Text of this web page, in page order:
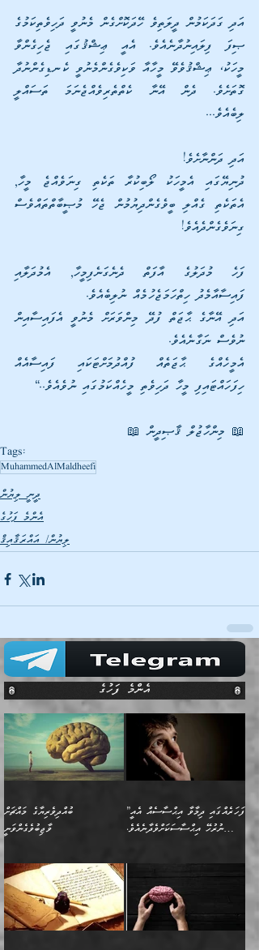
ޞިފަ ފިލައިނުދާނެއެވެ. އެއީ ޢިޝްޤުގައި ޖެހިގެންވާ
މީހަކު، ޢިޝްޤުވެވޭ މީހާއާ ވަކިވެގެންމެނުވީ ކެނޑިގެންނުދާ
ގޮތަށެވެ. ދެން އޭނާ ކެތްތެރިވެއްޖެނަމަ ތަސައްލީ
ލިބެއެވެ...
އަދި ދަންނާށެވެ!
ގިނަވެގެންދެއެވެ!
ފައިސާއާމެދު ހިތްހަމަޖެހުމެއް ނުލިބެއެވެ.
އަދި އޭނާގެ ޙާޖަތް ފުދޭ މިންވަރަށް މެނުވީ އެފައިސާއިން
ނުވެސް ނަގާނެއެވެ.
ހިފަހައްޓައިފި މީހާ ދަހިވެތި މީހެއްކަމުގައި ނުވެއެވެ..“
📖 މިންހާޖުލް ޤާޞިދީން 📖
Tags:
MuhammedAlMaldheefi
ދީނީ ލިޔުން
އެންމެ ފަހުގެ
ލިޔުން/ އައްރަޤާއިޤް
އެންމެ ފަހުގެ
ބުއްދިވެރިޔާގެ މައްޗަށް
ވާޖިބުވެގެންވަނީ
ވިދާޅުވިއެވެ: ”ބުއްދިވެރިޔާގެ
މައްޗަށް ވާޖިބުވެގެންވަނީ: މި
ދުނިޔޭގެ ކަންކަމުން އޭނާގެ
ޢިލްމު ގަޑުބަޑުކޮށްލާނޭ
”ފަހަރެއްގައި ދިމާވާ އިޙްސާސެއް އެއީ
ނުރުހޭ އިޙްސާސަކަށްވެދާނެއެވެ.
އިޙްސާސެއް އެއީ ނުރުހޭ
އިޙްސާސަކަށްވެދާނެއެވެ.
މިސާލަކަށް ކަމަކާމެދު
ބިރުގަތުމެވެ. ދެން